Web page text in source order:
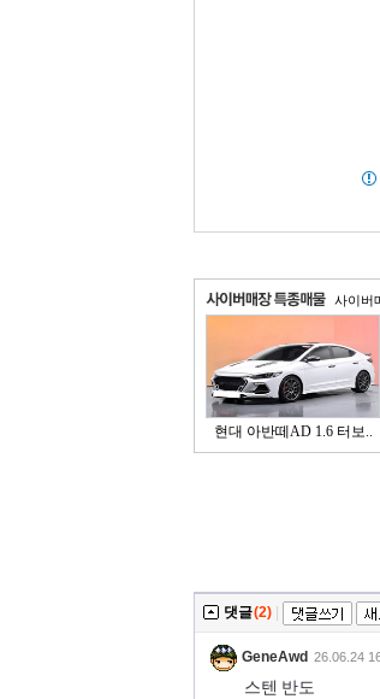
사이버
현대 아반떼AD 1.6 터보..
댓글(2)
GeneAwd 26.06.24
스텐 반도